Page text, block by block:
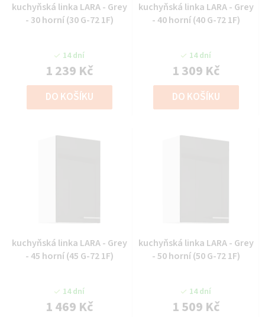
kuchyňská linka LARA - Grey
- 30 horní (30 G-72 1F)
14 dní
1 239 Kč
DO KOŠÍKU
kuchyňská linka LARA - Grey
- 40 horní (40 G-72 1F)
14 dní
1 309 Kč
DO KOŠÍKU
kuchyňská linka LARA - Grey
- 45 horní (45 G-72 1F)
14 dní
1 469 Kč
kuchyňská linka LARA - Grey
- 50 horní (50 G-72 1F)
14 dní
1 509 Kč